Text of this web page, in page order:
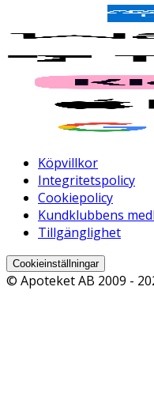
Köpvillkor
Integritetspolicy
Cookiepolicy
Kundklubbens
Tillgänglighet
Cookieinställningar
© Apoteket AB 2009 -